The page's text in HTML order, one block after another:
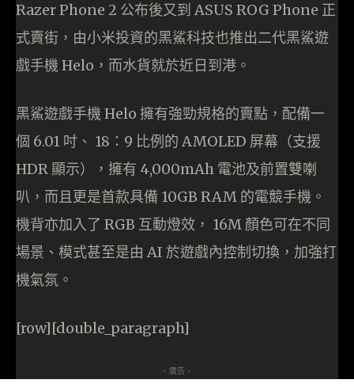
Razer Phone 2 公布後又到 ASUS ROG Phone 正
式賣街，由小米投資的黑鯊科技也推出二代黑鯊遊
戲手機 Helo，而水貨就於近日到港。
黑鯊遊戲手機 Helo 擁有強勁規格的賣點，配備一
個 6.01 吋、 18：9 比例的 AMOLED 屏幕（支援
HDR 顯示），擁有 4,000mAh 電池及前置雙喇
叭，而且更是首款具備 10GB RAM 的電競手機。
機背亦加入了 RGB 互動燈效， 16M 顏色可在不同
場景、模式甚至是由 AI 於遊戲內控制切換，加強打
機氣氛。
[row][double_paragraph]
- 廣告 -